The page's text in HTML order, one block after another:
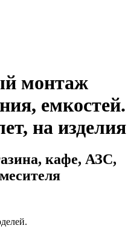
монтаж
емкостей.
на изделия
кафе, АЗС,